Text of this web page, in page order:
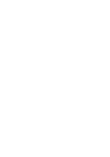
Partner von